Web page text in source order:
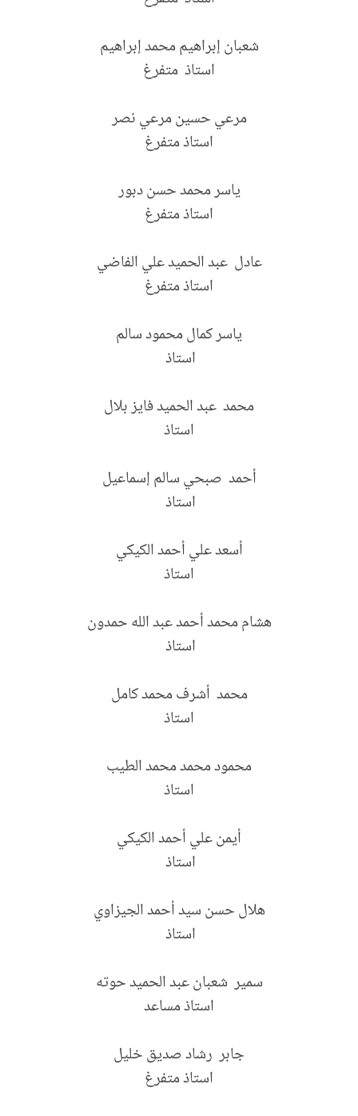
شعبان إبراهيم محمد إبراهيم
استاذ متفرغ
مرعي حسين مرعي نصر
استاذ متفرغ
ياسر محمد حسن دبور
استاذ متفرغ
عادل عبد الحميد علي الفاضي
استاذ متفرغ
ياسر كمال محمود سالم
استاذ
محمد عبد الحميد فايز بلال
استاذ
أحمد صبحي سالم إسماعيل
استاذ
أسعد علي أحمد الكيكي
استاذ
هشام محمد أحمد عبد الله حمدون
استاذ
محمد أشرف محمد كامل
استاذ
محمود محمد محمد الطيب
استاذ
أيمن علي أحمد الكيكي
استاذ
هلال حسن سيد أحمد الجيزاوي
استاذ
سمير شعبان عبد الحميد حوته
استاذ مساعد
جابر رشاد صديق خليل
استاذ متفرغ